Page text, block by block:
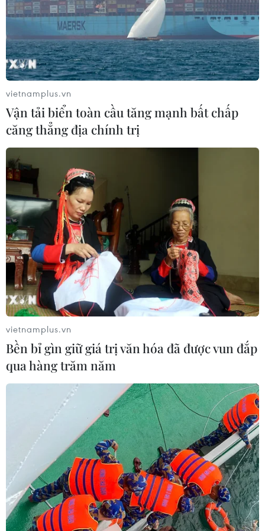
TIN CÙNG CHUYÊN MỤC
Xe tải va chạm xe máy tại Đắk Lắk
làm hai người thương vong
08/08/2026 14:58
vietnamplus.vn
Vận tải biển toàn cầu tăng mạnh bất chấp
căng thẳng địa chính trị
vietnamplus.vn
Bền bỉ gìn giữ giá trị văn hóa đã được vun đắp
qua hàng trăm năm